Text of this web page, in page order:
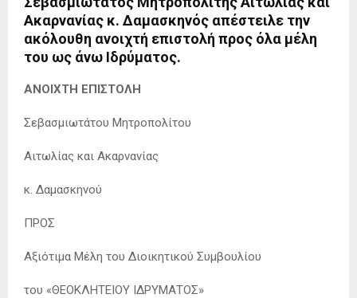
Ακαρνανίας κ. Δαμασκηνός απέστειλε την
ακόλουθη ανοιχτή επιστολή προς όλα μέλη
του ως άνω Ιδρύματος.
ΑΝΟΙΧΤΗ ΕΠΙΣΤΟΛΗ
Σεβασμιωτάτου Μητροπολίτου
Αιτωλίας και Ακαρνανίας
κ. Δαμασκηνού
ΠΡΟΣ
Αξιότιμα Μέλη του Διοικητικού Συμβουλίου
του «ΘΕΟΚΛΗΤΕΙΟΥ ΙΔΡΥΜΑΤΟΣ»